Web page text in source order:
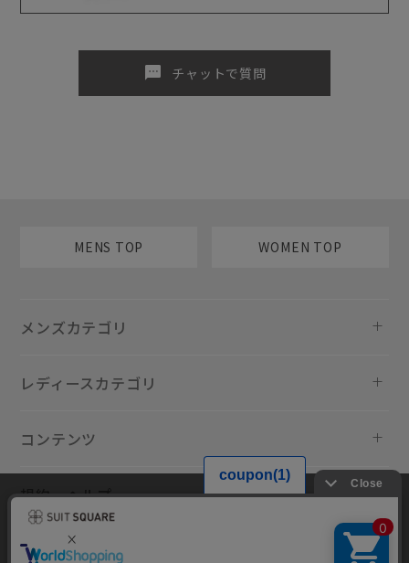
sms チャットで質問
MENS TOP WOMEN TOP
メンズカテゴリ
レディースカテゴリ
コンテンツ
規約・ヘルプ
当サイトでは利用体験の向上およびコンテンツの最適な提供、トラフィ
ックの分析を目的としてCookieを使用しています。サイトの閲覧を継続